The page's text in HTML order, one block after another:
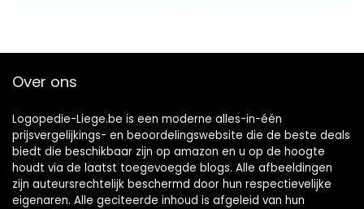
Over ons
Logopedie-Liege.be is een moderne alles-in-één
prijsvergelijkings- en beoordelingswebsite die de beste deals
biedt die beschikbaar zijn op amazon en u op de hoogte
houdt via de laatst toegevoegde blogs. Alle afbeeldingen
zijn auteursrechtelijk beschermd door hun respectievelijke
eigenaren. Alle geciteerde inhoud is afgeleid van hun